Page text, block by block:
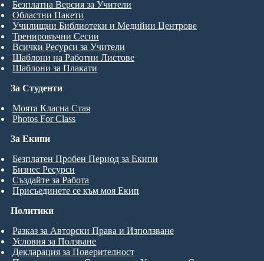
За Студенти
Моята Класна Стая
Photos For Class
Безплатна Версия за Учители
Областни Пакети
Училищни Библиотеки и Медийни Центрове
Тренировъчни Сесии
Всички Ресурси за Учители
Шаблони на Работни Листове
Шаблони за Плакати
За Екипи
Безплатен Пробен Период за Екипи
Бизнес Ресурси
Създайте за Работа
Присъединете се към моя Екип
Политики
Разказ за Авторски Права и Използване
Условия за Ползване
Декларация за Поверителност